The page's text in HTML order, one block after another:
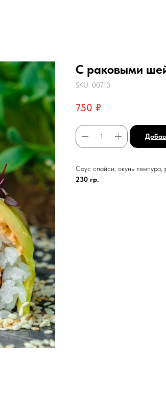
С раковыми
SKU: 00713
750 ₽
Соус спайси, окунь темпура,
230 гр.